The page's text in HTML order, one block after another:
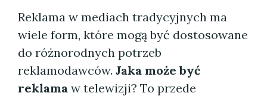
Reklama w mediach tradycyjnych ma
wiele form, które mogą być dostosowane
do różnorodnych potrzeb
reklamodawców. Jaka może być
reklama w telewizji? To przede